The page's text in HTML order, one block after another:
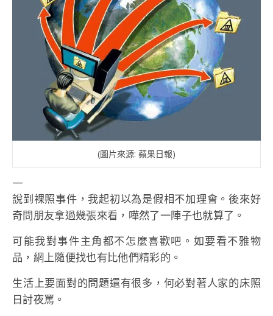
(圖片來源: 蘋果日報)
—
說到裸照事件，我起初以為是假相不加理會。後來好
奇問朋友拿過幾張來看，嘩然了一陣子也就算了。
可能我對事件主角都不怎麼喜歡吧。如要看不雅物
品，網上隨便找也有比他們精彩的。
生活上要面對的問題還有很多，何必對著人家的床照
日討夜罵。